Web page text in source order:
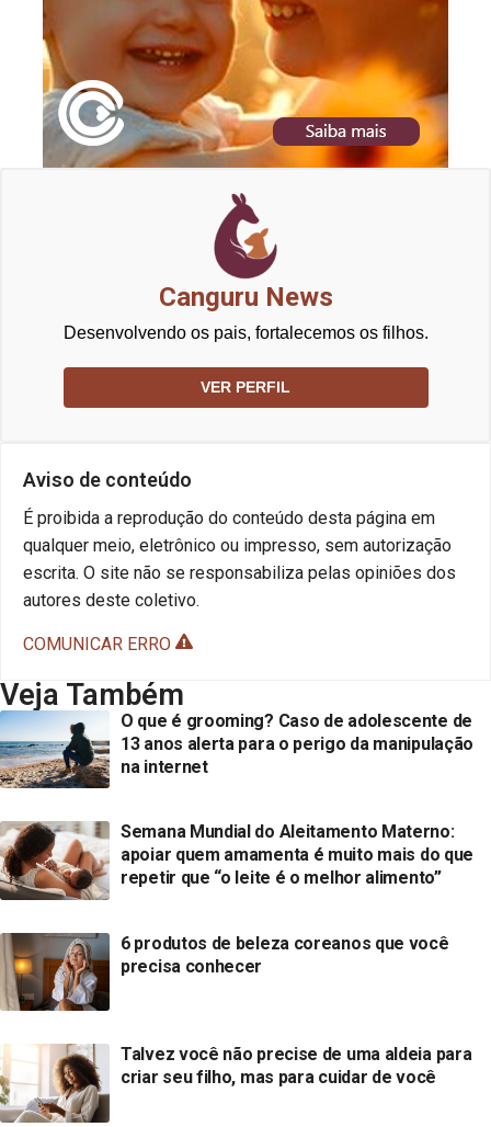
Canguru News
Desenvolvendo os pais, fortalecemos os filhos.
VER PERFIL
Aviso de conteúdo
É proibida a reprodução do conteúdo desta página em
qualquer meio, eletrônico ou impresso, sem autorização
escrita. O site não se responsabiliza pelas opiniões dos
autores deste coletivo.
COMUNICAR ERRO
Veja Também
O que é grooming? Caso de adolescente de
13 anos alerta para o perigo da manipulação
na internet
Semana Mundial do Aleitamento Materno:
apoiar quem amamenta é muito mais do que
repetir que “o leite é o melhor alimento”
6 produtos de beleza coreanos que você
precisa conhecer
Talvez você não precise de uma aldeia para
criar seu filho, mas para cuidar de você